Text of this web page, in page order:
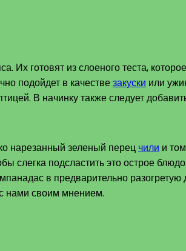
Их готовят из слоеного теста,
подойдет в качествезакуски или
В начинку также следует
нарезанный зеленый перец чили и
слегка подсластить это острое
в предварительно
нами своим мнением.